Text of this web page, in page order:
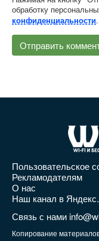
обработку
конфиденциальности.
Пользовательское
Рекламодателям
О нас
Наш канал в
Связь с нами
Копирование